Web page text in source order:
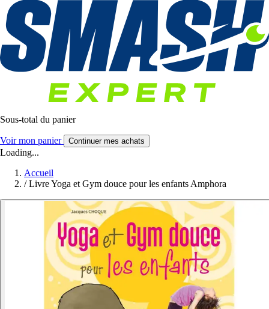
Sous-total du panier
Voir mon panier Continuer mes achats
Loading...
Accueil
/ Livre Yoga et Gym douce pour les enfants Amphora